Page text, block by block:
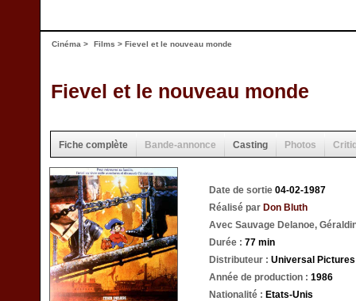
Cinéma > Films > Fievel et le nouveau monde
Fievel et le nouveau monde
Fiche complète Bande-annonce Casting Photos
Date de sortie 04-02-1987
Réalisé par Don Bluth
Avec Sauvage Delanoe,
Durée : 77 min
Distributeur : Universal Pictures
Année de production : 1986
Nationalité : Etats-Unis